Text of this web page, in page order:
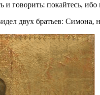
говорить: покайтесь,
двух братьев: